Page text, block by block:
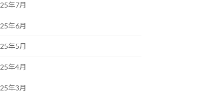
年7月
年6月
年5月
年4月
年3月